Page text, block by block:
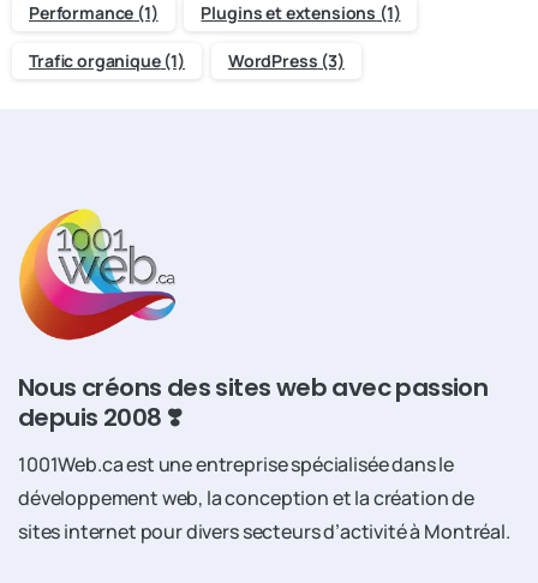
Performance (1) Plugins et extensions (1)
Trafic organique(1) WordPress (3)
Nous créons des sites web avec passion
depuis 2008 ❣️
1001Web.ca est une entreprise spécialisée dans le
développement web, la conception et la création de
sites internet pour divers secteurs d’activité à Montréal.